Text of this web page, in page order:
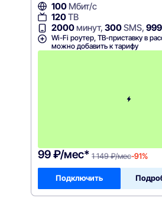
100Мбит/с
120ТВ
2000минут, 300SMS, 999
Wi-Fi роутер, ТВ-приставку в
можно добавить к тарифу
99 ₽/мес* 1 149 ₽/мес-91%
Подключить